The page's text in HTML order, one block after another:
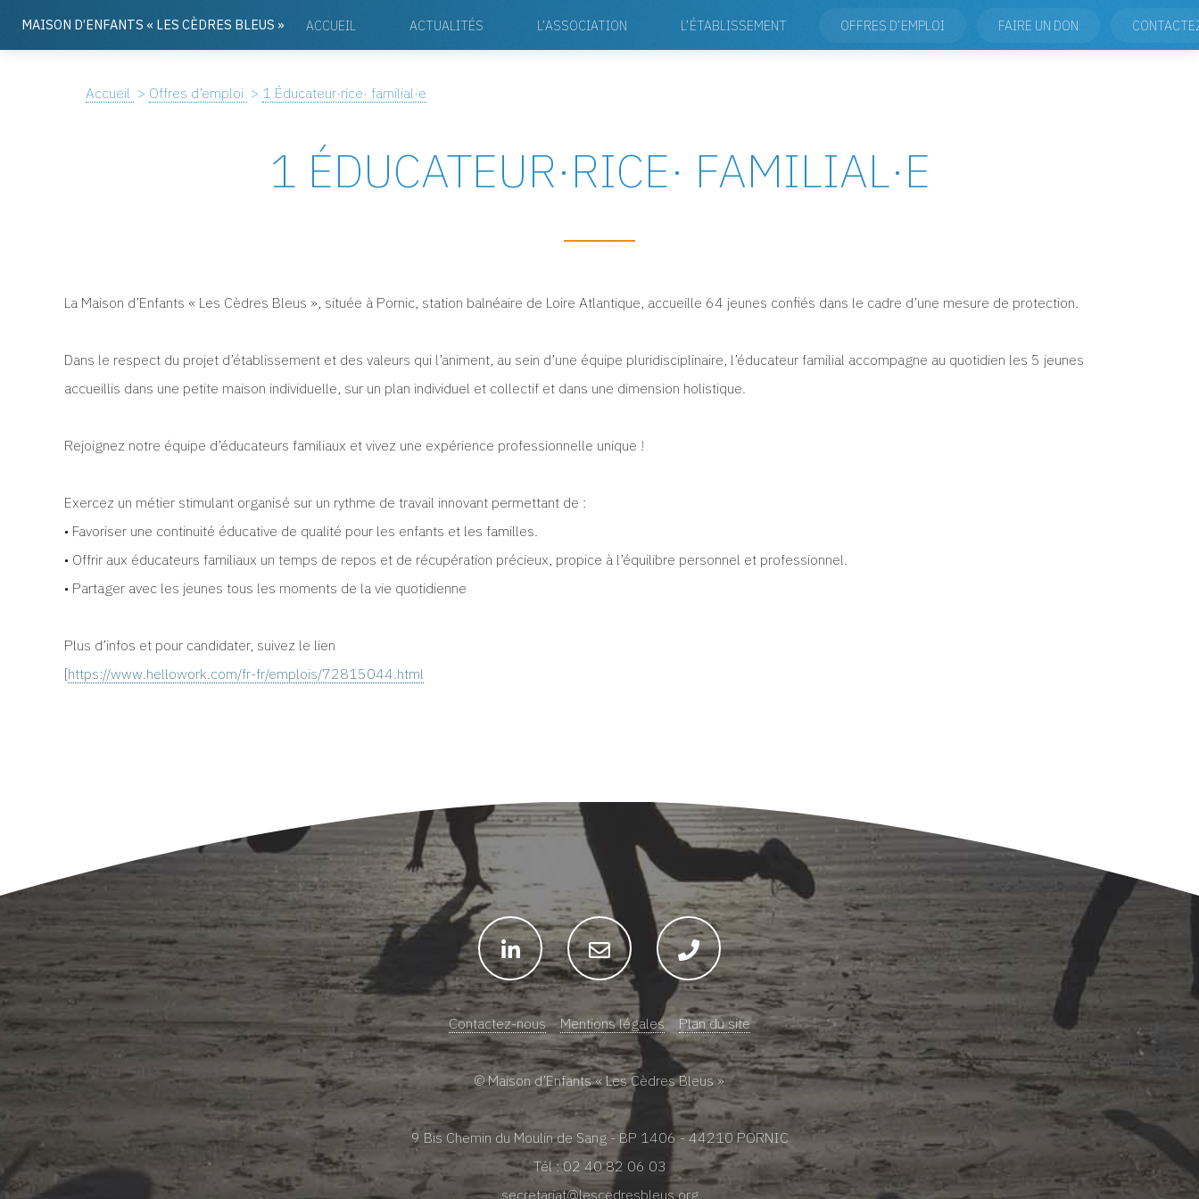
MAISON D’ENFANTS « LES CÈDRES BLEUS » ACCUEIL ACTUALITÉS L’ASSOCIATION L’ÉTABLISSEMENT OFFRES D’EMPLOI FAIRE UN DON
Accueil > Offres d’emploi > 1 Éducateur·rice· familial·e
1 ÉDUCATEUR·RICE· FAMILIAL·E
La Maison d’Enfants « Les Cèdres Bleus », située à Pornic, station balnéaire de Loire Atlantique, accueille 64 jeunes confiés dans le cadre d’une mesure de protection.
Dans le respect du projet d’établissement et des valeurs qui l’animent, au sein d’une équipe pluridisciplinaire, l’éducateur familial accompagne au quotidien les 5 jeunes
accueillis dans une petite maison individuelle, sur un plan individuel et collectif et dans une dimension holistique.
Rejoignez notre équipe d’éducateurs familiaux et vivez une expérience professionnelle unique !
Exercez un métier stimulant organisé sur un rythme de travail innovant permettant de :
• Favoriser une continuité éducative de qualité pour les enfants et les familles.
• Offrir aux éducateurs familiaux un temps de repos et de récupération précieux, propice à l’équilibre personnel et professionnel.
• Partager avec les jeunes tous les moments de la vie quotidienne
Plus d’infos et pour candidater, suivez le lien
[https://www.hellowork.com/fr-fr/emplois/72815044.html
Contactez-nous Mentions légales Plan du site
© Maison d’Enfants « Les Cèdres Bleus »
9 Bis Chemin du Moulin de Sang -BP 1406 - 44210 PORNIC
Tél : 02 40 82 06 03
secretariat@lescedresbleus.org